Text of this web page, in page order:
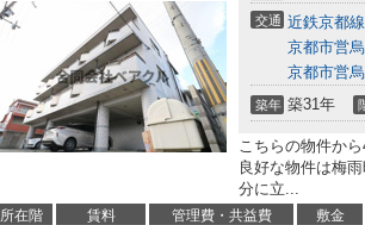
交通 近鉄京都線
京都市営
京都市営
築年 築31年
こちらの物件か
良好な物件は梅
分に立...
所在階 賃料 管理費・共益費 敷金